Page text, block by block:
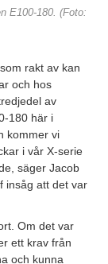
E100-180. (Foto:
rakt av kan
och hos
av
180 här i
kommer vi
i vår X-serie
säger Jacob
insåg att det var
Om det var
ett krav från
och kunna